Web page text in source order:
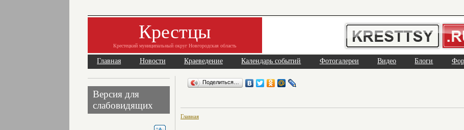
Крестцы
Крестецкий муниципальный округ Новгородская область
Главная Новости Краеведение Календарь событий Фотогалереи Видео Блоги
Версия для
слабовидящих
Поделиться…
Главная